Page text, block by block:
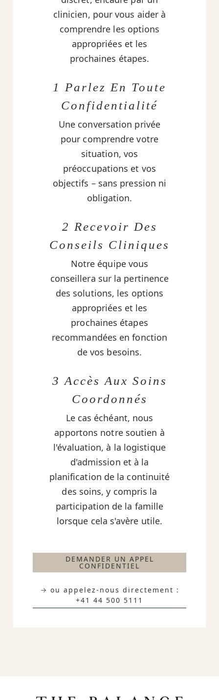
clinicien, pour vous aider à
comprendre les options
appropriées et les
prochaines étapes.
1 Parlez En Toute
Confidentialité
Une conversation privée
pour comprendre votre
situation, vos
préoccupations et vos
objectifs – sans pression ni
obligation.
2 Recevoir Des
Conseils Cliniques
Notre équipe vous
conseillera sur la pertinence
des solutions, les options
appropriées et les
prochaines étapes
recommandées en fonction
de vos besoins.
3 Accès Aux Soins
Coordonnés
Le cas échéant, nous
apportons notre soutien à
l'évaluation, à la logistique
d'admission et à la
planification de la continuité
des soins, y compris la
participation de la famille
lorsque cela s'avère utile.
DEMANDER UN APPEL
CONFIDENTIEL
→ ou appelez-nous directement :
+41 44 500 5111